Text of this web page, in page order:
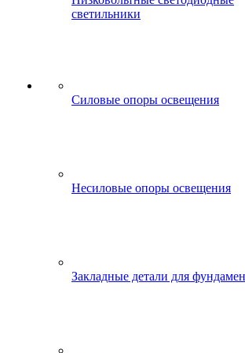
светильники
Силовые опоры освещения
Несиловые опоры освещения
Закладные детали для